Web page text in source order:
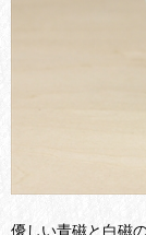
優しい青磁と白磁